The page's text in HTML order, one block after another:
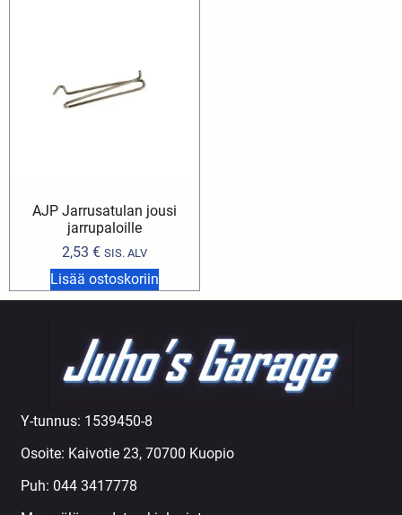
AJP Jarrusatulan jousi
jarrupaloille
2,53 € SIS. ALV
Lisää ostoskoriin
Y-tunnus: 1539450-8
Osoite: Kaivotie 23, 70700 Kuopio
Puh: 044 3417778